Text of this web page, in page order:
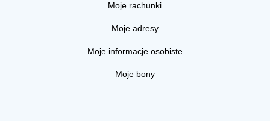
Moje rachunki
Moje adresy
Moje informacje osobiste
Moje bony